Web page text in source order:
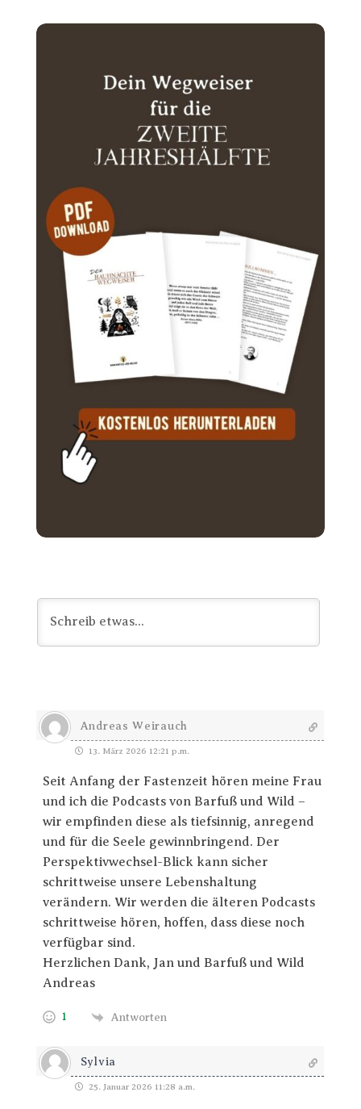
Andreas Weirauch
13. März 2026 12:21 p.m.
Seit Anfang der Fastenzeit hören meine Frau
und ich die Podcasts von Barfuß und Wild –
wir empfinden diese als tiefsinnig, anregend
und für die Seele gewinnbringend. Der
Perspektivwechsel-Blick kann sicher
schrittweise unsere Lebenshaltung
verändern. Wir werden die älteren Podcasts
schrittweise hören, hoffen, dass diese noch
verfügbar sind.
Herzlichen Dank, Jan und Barfuß und Wild
Andreas
1 Antworten
Sylvia
25. Januar 2026 11:28 a.m.